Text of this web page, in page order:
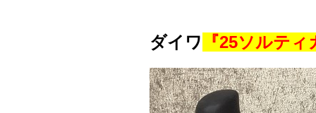
ダイワ 『25ソルテ